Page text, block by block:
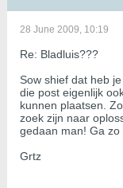
28 June 2009, 10:19
Re: Bladluis???
Sow shief dat heb
die post eigenlijk
kunnen plaatsen.
zoek zijn naar
gedaan man! Ga zo
Grtz